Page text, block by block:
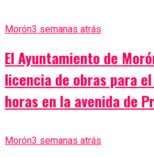
Morón3 semanas atrás
El Ayuntamiento de
licencia de obras para el
horas en la avenida de
Morón3 semanas atrás